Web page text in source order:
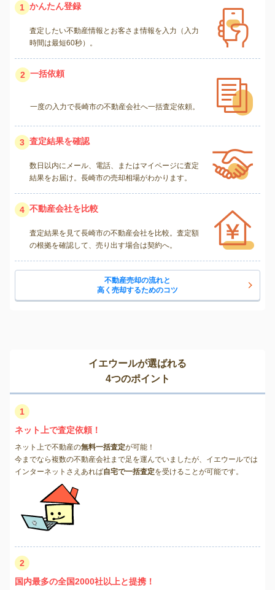
1 かんたん登録
査定したい不動産情報とお客さま情報を入力（入力
時間は最短60秒）。
2 一括依頼
一度の入力で長崎市の不動産会社へ一括査定依頼。
3 査定結果を確認
数日以内にメール、電話、またはマイページに査定
結果をお届け。長崎市の売却相場がわかります。
4 不動産会社を比較
査定結果を見て長崎市の不動産会社を比較。査定額
の根拠を確認して、売り出す場合は契約へ。
不動産売却の流れと
高く売却するためのコツ
イエウールが選ばれる
4つのポイント
1
ネット上で査定依頼！
ネット上で不動産の無料一括査定が可能！
今までなら複数の不動産会社まで足を運んでいましたが、イエウールでは
インターネットさえあれば自宅で一括査定を受けることが可能です。
2
国内最多の全国2000社以上と提携！